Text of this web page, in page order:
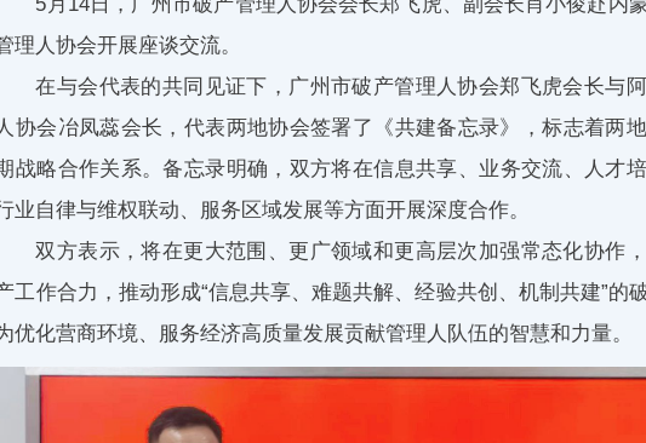
理人协会开展座谈交流。
在与会代表的共同见证下，广州市破产管理人协会郑飞虎会长与
协会冶凤蕊会长，代表两地协会签署了《共建备忘录》，标志着两
战略合作关系。备忘录明确，双方将在信息共享、业务交流、人才
业自律与维权联动、服务区域发展等方面开展深度合作。
双方表示，将在更大范围、更广领域和更高层次加强常态化协作
工作合力，推动形成“信息共享、难题共解、经验共创、机制共建”的
优化营商环境、服务经济高质量发展贡献管理人队伍的智慧和力量。